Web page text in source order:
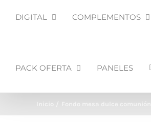
DIGITAL COMPLEMENTOS
PACK OFERTA PANELES
Inicio Fondo mesa dulce comunión